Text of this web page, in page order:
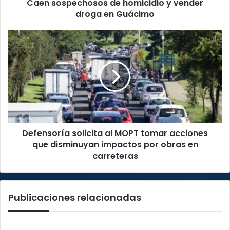
Caen sospechosos de homicidio y vender
droga en Guácimo
Defensoría
solicita
al
MOPT
tomar
acciones
que
disminuyan
impactos
Defensoría solicita al MOPT tomar acciones
que disminuyan impactos por obras en
carreteras
Publicaciones relacionadas